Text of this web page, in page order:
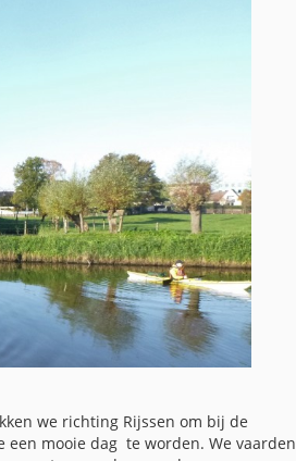
we richting Rijssen om bij de
een mooie dag te worden. We vaarden